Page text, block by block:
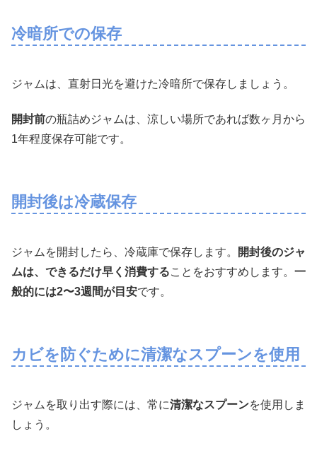
冷暗所での保存
ジャムは、直射日光を避けた冷暗所で保存しましょう。
開封前の瓶詰めジャムは、涼しい場所であれば数ヶ月から
1年程度保存可能です。
開封後は冷蔵保存
ジャムを開封したら、冷蔵庫で保存します。
開封後のジャ
ムは、できるだけ早く消費することをおすすめします。 一
般的には2〜3週間が目安です。
カビを防ぐために清潔なスプーンを使用
ジャムを取り出す際には、常に清潔なスプーンを使用しま
しょう。